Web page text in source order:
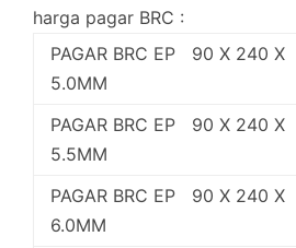
harga pagar BRC :
PAGAR BRC EP 90 X 240 X
5.0MM
PAGAR BRC EP 90 X 240 X
5.5MM
PAGAR BRC EP 90 X 240 X
6.0MM